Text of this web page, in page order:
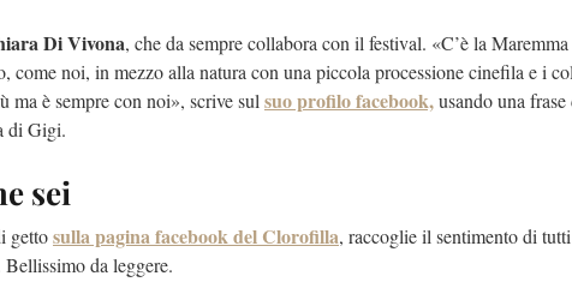
Di Vivona, che da sempre collabora con il festival. «C’è la Maremma
come noi, in mezzo alla natura con una piccola processione cinefila e i
ma è sempre con noi», scrive sul suo profilo facebook,usando una frase
di Gigi.
sei
gettosulla pagina facebook del Clorofilla, raccoglie il sentimento di
da leggere.